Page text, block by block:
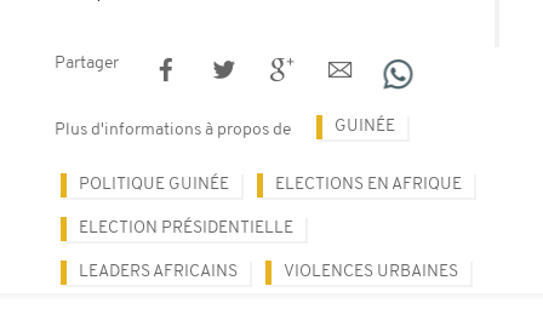
Partager
Plus d'informations à propos de GUINÉE
POLITIQUE GUINÉE ELECTIONS EN AFRIQUE
ELECTION PRÉSIDENTIELLE
LEADERS AFRICAINS VIOLENCES URBAINES